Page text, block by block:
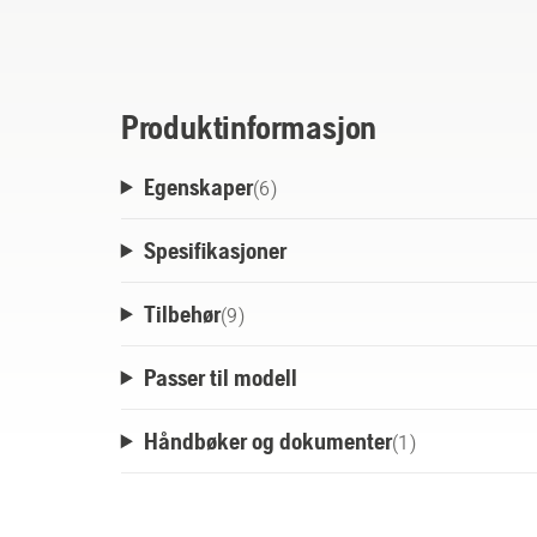
Den robuste designen gjør denne
standard lader og kabel er ikke inkludert.
Produktinformasjon
Egenskaper(6)
Spesifikasjoner
Tilbehør(9)
Passer til modell
Håndbøker og dokumenter(1 )